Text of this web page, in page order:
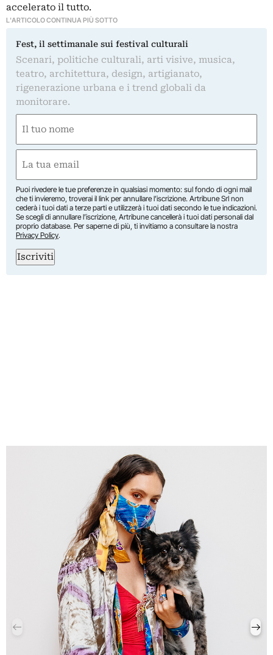
accelerato il tutto.
L'ARTICOLO CONTINUA PIÙ SOTTO
Fest, il settimanale sui festival culturali
Scenari, politiche culturali, arti visive, musica,
teatro, architettura, design, artigianato,
rigenerazione urbana e i trend globali da
monitorare.
(Required)
(Required)
Puoi rivedere le tue preferenze in qualsiasi momento: sul fondo di ogni mail
che ti invieremo, troverai il link per annullare l’iscrizione. Artribune Srl non
cederà i tuoi dati a terze parti e utilizzerà i tuoi dati secondo le tue indicazioni.
Se scegli di annullare l’iscrizione, Artribune cancellerà i tuoi dati personali dal
proprio database. Per saperne di più, ti invitiamo a consultare la nostra
Privacy Policy.
Iscriviti